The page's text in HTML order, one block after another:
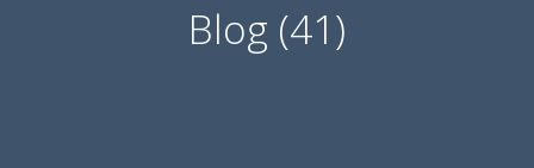
Blog (41)